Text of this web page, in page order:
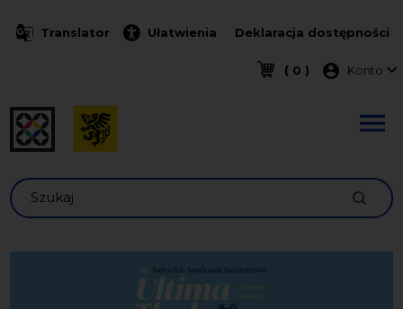
Translator Ułatwienia Deklaracja dostępności
( 0 ) Menu
Konto
Szukaj